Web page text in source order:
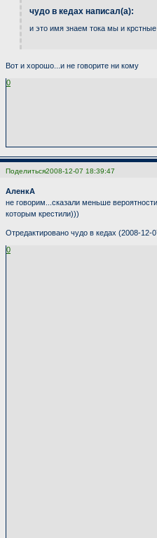
чудо в кедах написал(а):
и это имя знаем тока мы и
Вот и хорошо...и не говорите ни кому
0
Поделиться2008-12-07 18:39:47
АленкА
не говорим...сказали меньше
которым крестили)))
Отредактировано чудо в кедах (2008-12-
0